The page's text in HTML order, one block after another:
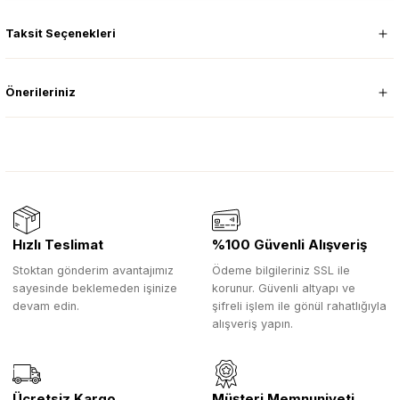
Taksit Seçenekleri
Önerileriniz
Hızlı Teslimat
Stoktan gönderim avantajımız
sayesinde beklemeden işinize
devam edin.
%100 Güvenli Alışveriş
Ödeme bilgileriniz SSL ile
korunur. Güvenli altyapı ve
şifreli işlem ile gönül rahatlığıyla
alışveriş yapın.